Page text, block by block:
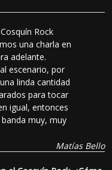
Rock
una charla en
adelante.
escenario, por
linda cantidad
para tocar
igual, entonces
muy, muy
Matías Bello